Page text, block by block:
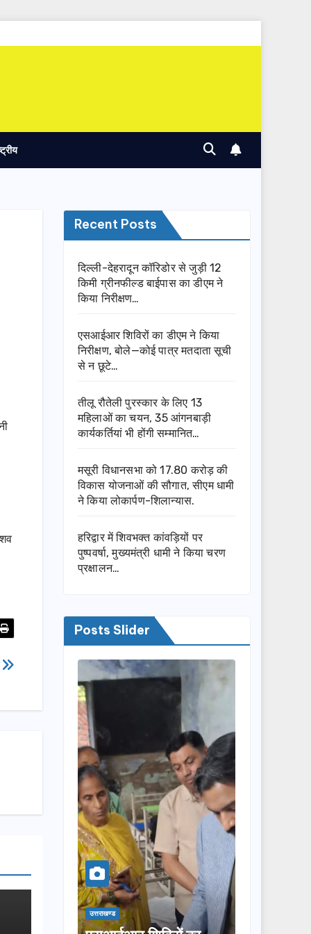
Recent Posts
दिल्ली-देहरादून कॉरिडोर से जुड़ी 12
किमी ग्रीनफील्ड बाईपास का डीएम ने
किया निरीक्षण…
एसआईआर शिविरों का डीएम ने किया
निरीक्षण, बोले—कोई पात्र मतदाता सूची
से न छूटे…
तीलू रौतेली पुरस्कार के लिए 13
महिलाओं का चयन, 35 आंगनबाड़ी
कार्यकर्तियां भी होंगी सम्मानित…
मसूरी विधानसभा को 17.80 करोड़ की
विकास योजनाओं की सौगात, सीएम धामी
ने किया लोकार्पण-शिलान्यास.
हरिद्वार में शिवभक्त कांवड़ियों पर
पुष्पवर्षा, मुख्यमंत्री धामी ने किया चरण
प्रक्षालन…
Posts Slider
उत्तराखण्ड